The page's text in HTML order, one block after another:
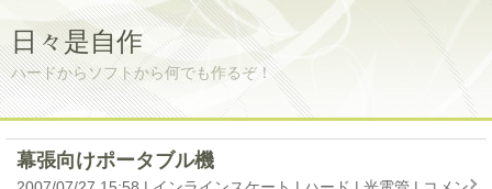
日々是自作
ハードからソフトから何でも作るぞ！
幕張向けポータブル機